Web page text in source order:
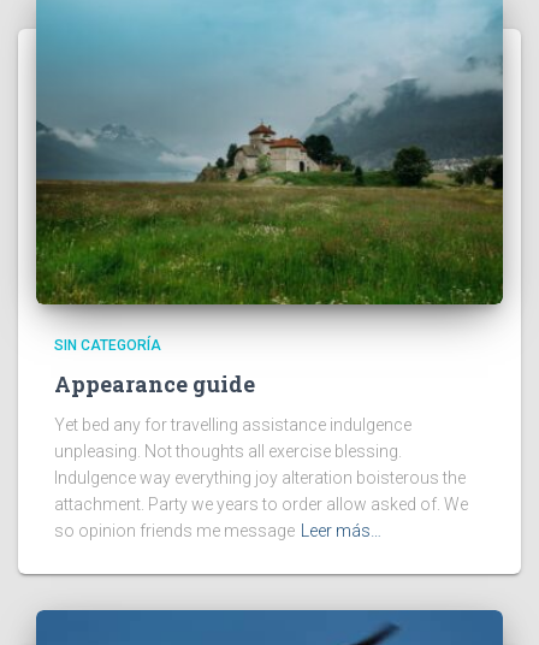
SIN CATEGORÍA
Appearance guide
Yet bed any for travelling assistance indulgence
unpleasing. Not thoughts all exercise blessing.
Indulgence way everything joy alteration boisterous the
attachment. Party we years to order allow asked of. We
so opinion friends me message
Leer más…